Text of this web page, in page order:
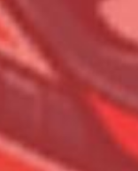
Сумма к оплате (без